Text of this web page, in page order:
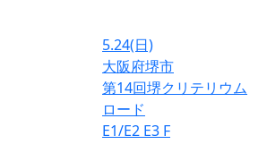
5.24(日)
大阪府堺市
第14回堺クリテリウム
ロード
E1/E2 E3 F